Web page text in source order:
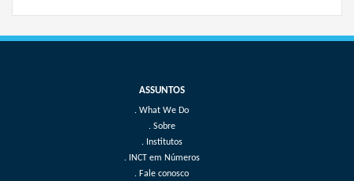
What We Do
Sobre
Institutos
INCT em Números
Fale conosco